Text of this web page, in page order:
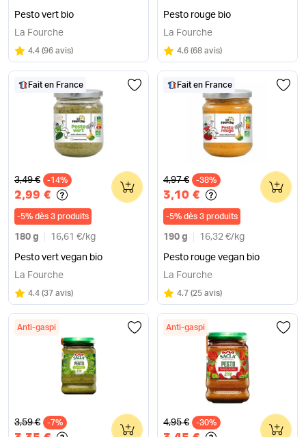
Pesto vert bio
La Fourche
Note
4.4 sur 5
(96 avis)
Pesto rouge bio
La Fourche
Note
4.6 sur 5
(68 avis)
Fait en France
Ancien prix
3,49 € -14%
2,99 €
-5% dès 3 produits
180 g 16,61 €/ kg
Pesto vert vegan bio
0
La Fourche
Note
4.4 sur 5
(37 avis)
Fait en France
Ancien prix
4,97 € -38%
3,10 €
-5% dès 3 produits
190 g 16,32 €/ kg
Pesto rouge vegan bio
0
La Fourche
Note
4.7 sur 5
(25 avis)
Anti-gaspi
Ancien prix
3,59 € -7% 0
Anti-gaspi
Ancien prix
4,95 € -30% 0